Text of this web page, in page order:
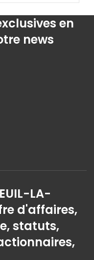
en
news
LA-
d'affaires,
statuts,